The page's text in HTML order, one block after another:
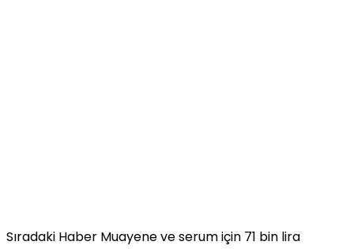
Sıradaki Haber Muayene ve serum için 71 bin lira